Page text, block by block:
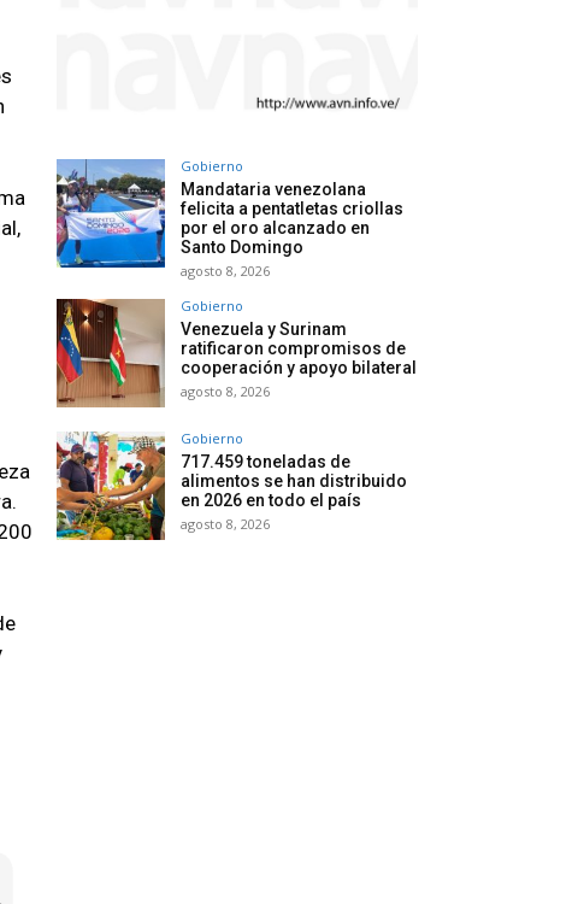
Gobierno
Mandataria venezolana
felicita a pentatletas criollas
por el oro alcanzado en
Santo Domingo
agosto 8, 2026
Gobierno
Venezuela y Surinam
ratificaron compromisos de
cooperación y apoyo bilateral
agosto 8, 2026
Gobierno
717.459 toneladas de
alimentos se han distribuido
en 2026 en todo el país
agosto 8, 2026